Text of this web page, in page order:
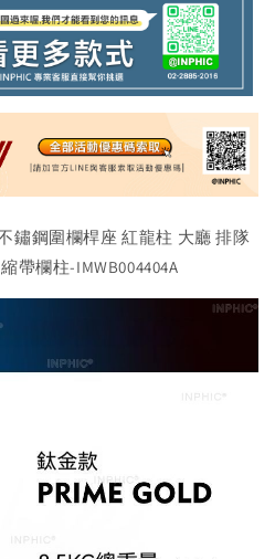
鏽鋼圍欄桿座 紅龍柱 大廳 排隊
帶欄柱-IMWB004404A